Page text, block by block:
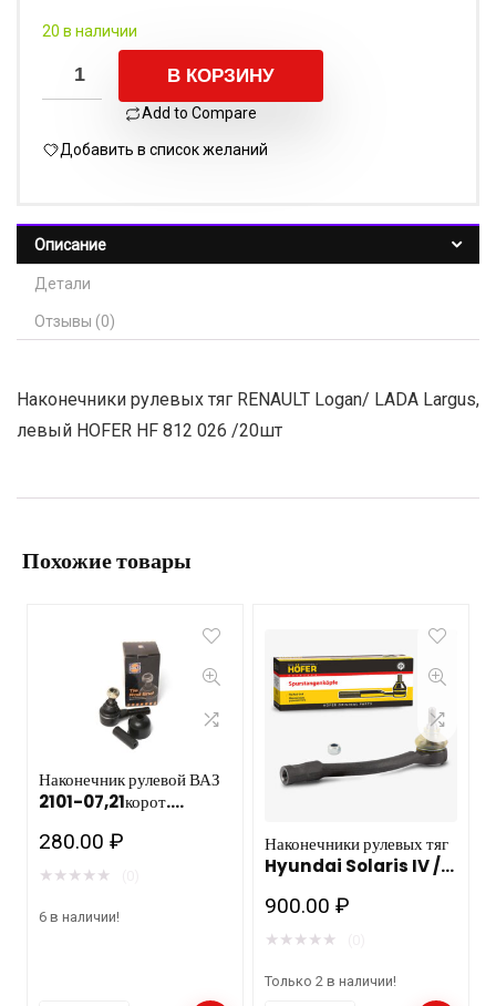
20 в наличии
В КОРЗИНУ
Add to Compare
Добавить в список желаний
Описание
Детали
Отзывы (0)
Наконечники рулевых тяг RENAULT Logan/ LADA Largus,
левый HOFER HF 812 026 /20шт
Похожие товары
Наконечник рулевой ВАЗ
2101-07,21корот.
280.00₽
★ ★ ★ ★ ★
6 в наличии!
Наконечники рулевых тяг
Hyundai Solaris IV /
HOFER HF 812
022/10шт
900.00₽
★ ★ ★ ★ ★
Только 2 в наличии!